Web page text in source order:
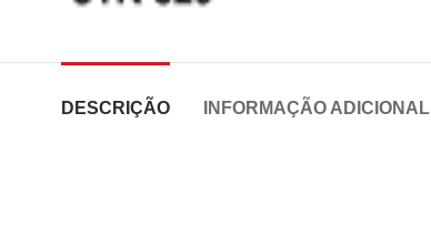
DESCRIÇÃO INFORMAÇÃO ADICIONAL